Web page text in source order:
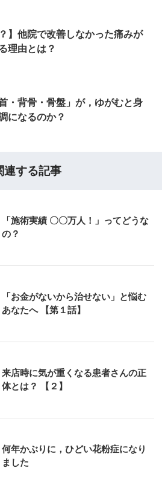
？】他院で改善しなかった痛みが
理由とは？
・背骨・骨盤」が，ゆがむと身
になるのか？
連する記事
「施術実績 〇〇万人！」ってどうな
の？
「お金がないから治せない」と悩む
あなたへ 【第１話】
来店時に気が重くなる患者さんの正
体とは？ 【２】
何年かぶりに，ひどい花粉症になり
ました